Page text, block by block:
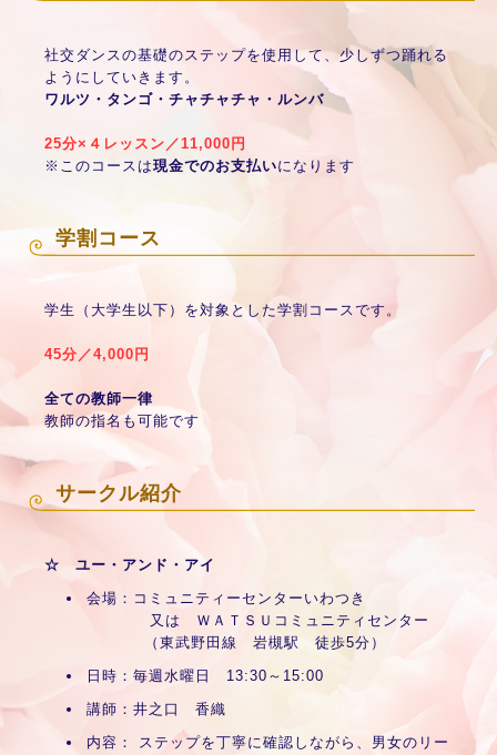
社交ダンスの基礎のステップを使用して、少しずつ踊れる
ようにしていきます。
ワルツ・タンゴ・チャチャチャ・ルンバ
25分×４レッスン／11,000円
※このコースは現金でのお支払いになります
学割コース
学生（大学生以下）を対象とした学割コースです。
45分／4,000円
全ての教師一律
教師の指名も可能です
サークル紹介
☆ ユー・アンド・アイ
会場：コミュニティーセンターいわつき
又は ＷＡＴＳＵコミュニティセンター
（東武野田線 岩槻駅 徒歩5分）
日時：毎週水曜日 13:30～15:00
講師：井之口 香織
内容： ステップを丁寧に確認しながら、男女のリー